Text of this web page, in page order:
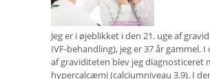
Jeg er i øjeblikket i den 21. uge af
IVF-behandling), jeg er 37 år gammel. I
af graviditeten blev jeg diagnosticeret
hypercalcæmi (calciumniveau 3.9). I